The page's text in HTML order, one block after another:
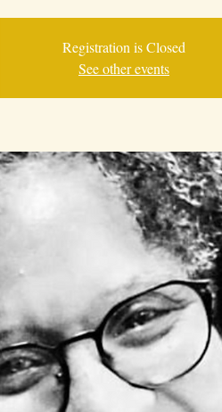
Registration is Closed
See other events